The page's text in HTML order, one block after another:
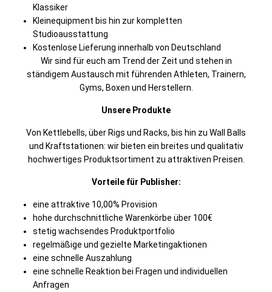
Klassiker
Kleinequipment bis hin zur kompletten
Studioausstattung
Kostenlose Lieferung innerhalb von Deutschland
Wir sind für euch am Trend der Zeit und stehen in
ständigem Austausch mit führenden Athleten, Trainern,
Gyms, Boxen und Herstellern.
Unsere Produkte
Von Kettlebells, über Rigs und Racks, bis hin zu Wall Balls
und Kraftstationen: wir bieten ein breites und qualitativ
hochwertiges Produktsortiment zu attraktiven Preisen.
Vorteile für Publisher:
eine attraktive 10,00% Provision
hohe durchschnittliche Warenkörbe über 100€
stetig wachsendes Produktportfolio
regelmäßige und gezielte Marketingaktionen
eine schnelle Auszahlung
eine schnelle Reaktion bei Fragen und individuellen
Anfragen